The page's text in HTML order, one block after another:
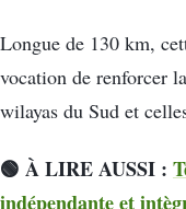
Longue de 130 km,
vocation de renforcer
wilayas du Sud et
🟢 À LIRE AUSSI :
indépendante et